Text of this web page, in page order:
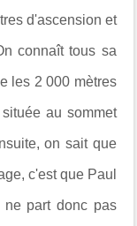
d'ascension et
connaît tous sa
les 2 000 mètres
au sommet
on sait que
c'est que Paul
part donc pas